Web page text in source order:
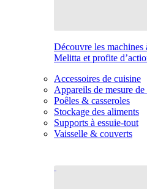
Découvre les machines
Melitta et profite
Accessoires de cuisine
Appareils de mesure
Poêles & casseroles
Stockage des aliments
Supports à essuie-tout
Vaisselle & couverts